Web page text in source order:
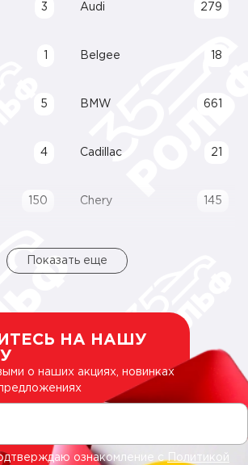
3 Audi 279
Belgee 18
5 BMW 661
4 Cadillac 21
150 Chery 145
Показать еще
НА НАШУ
о наших акциях, новинках
ознакомление сПолитикой